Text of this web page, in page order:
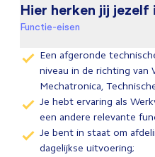
Hier herken jij jezelf
Functie-eisen
Een afgeronde
niveau in de richting van
Mechatronica,
Je hebt ervaring als
een andere relevante
Je bent in staat om
dagelijkse uitvoering;